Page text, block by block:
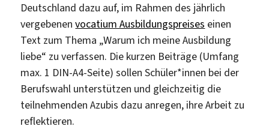
Deutschland dazu auf, im Rahmen des jährlich
vergebenenvocatium Ausbildungspreises einen
Text zum Thema „Warum ich meine Ausbildung
liebe“ zu verfassen. Die kurzen Beiträge (Umfang
max. 1 DIN-A4-Seite) sollen Schüler*innen bei der
Berufswahl unterstützen und gleichzeitig die
teilnehmenden Azubis dazu anregen, ihre Arbeit zu
reflektieren.